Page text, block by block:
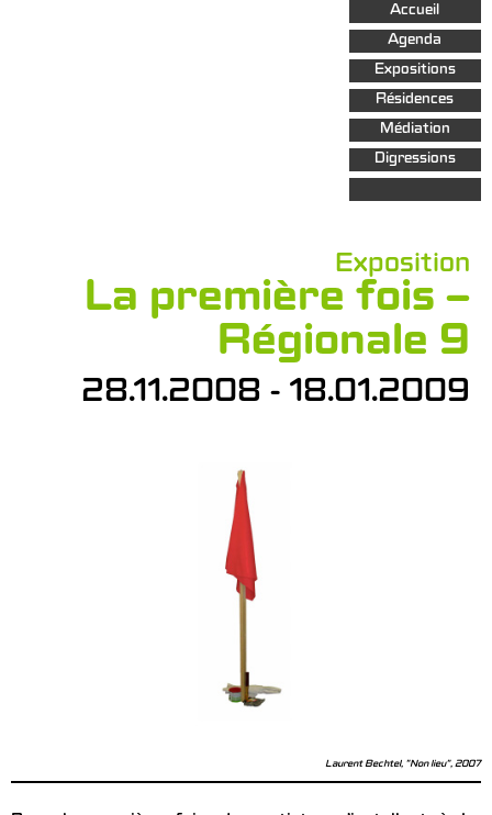
Aller au
contenu
principal
Accueil
Agenda
Expositions
Résidences
Médiation
Digressions
Exposition
La première fois –
Régionale 9
28.11.2008 - 18.01.2009
Laurent Bechtel, "Non lieu", 2007